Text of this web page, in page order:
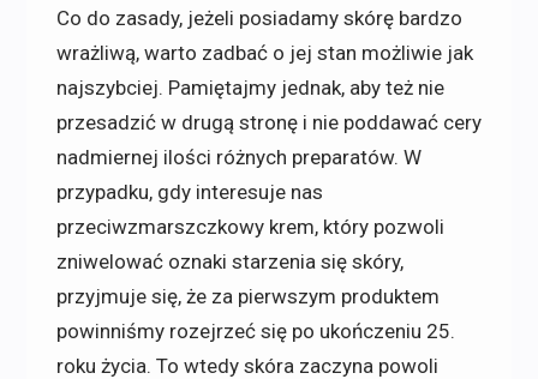
Co do zasady, jeżeli posiadamy skórę bardzo
wrażliwą, warto zadbać o jej stan możliwie jak
najszybciej. Pamiętajmy jednak, aby też nie
przesadzić w drugą stronę i nie poddawać cery
nadmiernej ilości różnych preparatów. W
przypadku, gdy interesuje nas
przeciwzmarszczkowy krem, który pozwoli
zniwelować oznaki starzenia się skóry,
przyjmuje się, że za pierwszym produktem
powinniśmy rozejrzeć się po ukończeniu 25.
roku życia. To wtedy skóra zaczyna powoli